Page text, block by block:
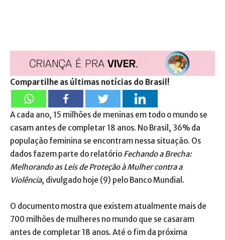
Compartilhe as últimas notícias do Brasil!
A cada ano, 15 milhões de meninas em todo o mundo se
casam antes de completar 18 anos. No Brasil, 36% da
população feminina se encontram nessa situação. Os
dados fazem parte do relatório Fechando a Brecha:
Melhorando as Leis de Proteção à Mulher contra a
Violência, divulgado hoje (9) pelo Banco Mundial.
O documento mostra que existem atualmente mais de
700 milhões de mulheres no mundo que se casaram
antes de completar 18 anos. Até o fim da próxima